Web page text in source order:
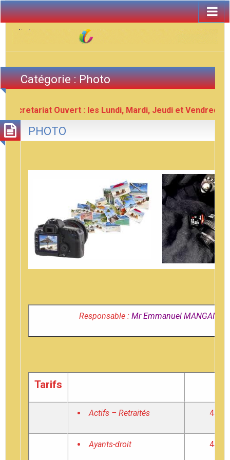
Catégorie :Photo
Secretariat Ouvert : les Lundi, Mardi, Jeudi et Vendredi de
PHOTO
Responsable : Mr Emmanuel MANGANE
Tarifs
Actifs – Retraités 44
Ayants-droit 44